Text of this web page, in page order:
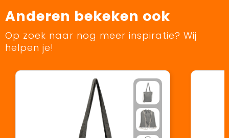
Anderen bekeken ook
Op zoek naar nog meer inspiratie? Wij
helpen je!